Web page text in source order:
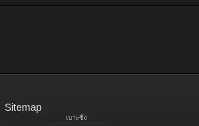
Sitemap
เบาะซิ่ง